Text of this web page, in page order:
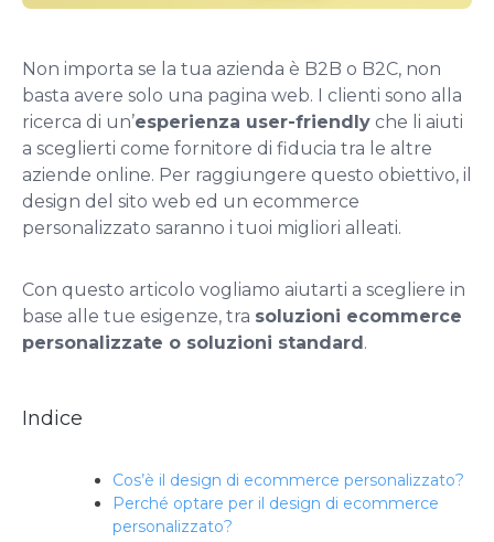
Non importa se la tua azienda è B2B o B2C, non
basta avere solo una pagina web. I clienti sono alla
ricerca di un’esperienza user-friendly che li aiuti
a sceglierti come fornitore di fiducia tra le altre
aziende online. Per raggiungere questo obiettivo, il
design del sito web ed un ecommerce
personalizzato saranno i tuoi migliori alleati.
Con questo articolo vogliamo aiutarti a scegliere in
base alle tue esigenze, tra soluzioni ecommerce
personalizzate o soluzioni standard.
Indice
Cos’è il design di ecommerce personalizzato?
Perché optare per il design di ecommerce
personalizzato?